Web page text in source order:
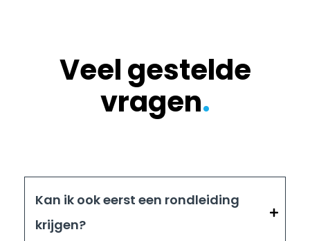
Veel gestelde
vragen.
Kan ik ook eerst een rondleiding
krijgen?